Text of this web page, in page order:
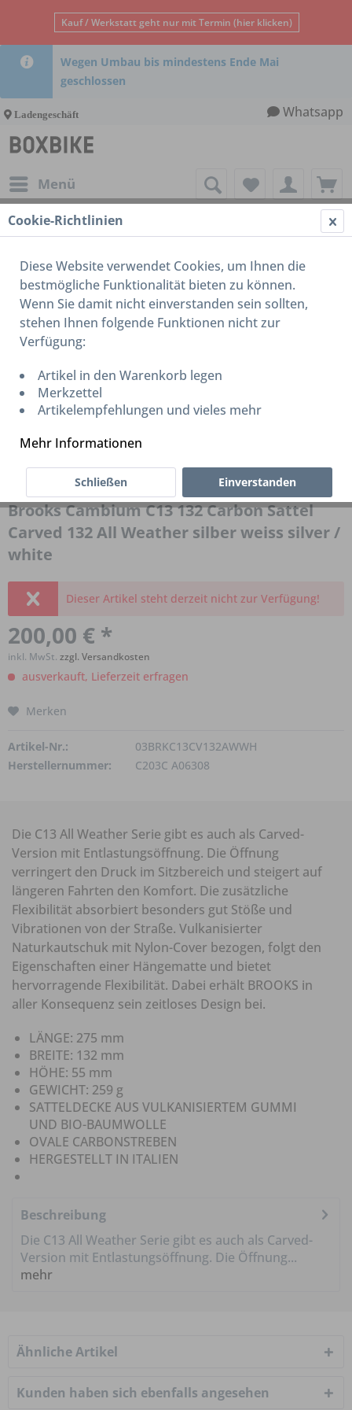
Kauf / Werkstatt geht nur mit Termin (hier klicken)
Wegen Umbau bis mindestens Ende Mai
geschlossen
Ladengeschäft Whatsapp
Menü
Brooks Cambium C13 132 Carbon Sattel
Carved 132 All Weather silber weiss silver /
white
Dieser Artikel steht derzeit nicht zur Verfügung!
200,00 € *
inkl. MwSt. zzgl. Versandkosten
ausverkauft, Lieferzeit erfragen
Merken
Artikel-Nr.:
03BRKC13CV132AWWH
Herstellernummer:
C203C A06308
Die C13 All Weather Serie gibt es auch als Carved-
Version mit Entlastungsöffnung. Die Öffnung
verringert den Druck im Sitzbereich und steigert auf
längeren Fahrten den Komfort. Die zusätzliche
Flexibilität absorbiert besonders gut Stöße und
Vibrationen von der Straße. Vulkanisierter
Naturkautschuk mit Nylon-Cover bezogen, folgt den
Eigenschaften einer Hängematte und bietet
hervorragende Flexibilität. Dabei erhält BROOKS in
aller Konsequenz sein zeitloses Design bei.
LÄNGE: 275 mm
BREITE: 132 mm
HÖHE: 55 mm
GEWICHT: 259 g
SATTELDECKE AUS VULKANISIERTEM GUMMI
UND BIO-BAUMWOLLE
OVALE CARBONSTREBEN
HERGESTELLT IN ITALIEN
Beschreibung
Die C13 All Weather Serie gibt es auch als Carved-
Version mit Entlastungsöffnung. Die Öffnung...
mehr
Ähnliche Artikel
Kunden haben sich ebenfalls angesehen
Cookie-Richtlinien
Diese Website verwendet Cookies, um Ihnen die
bestmögliche Funktionalität bieten zu können.
Wenn Sie damit nicht einverstanden sein sollten,
stehen Ihnen folgende Funktionen nicht zur
Verfügung:
Artikel in den Warenkorb legen
Merkzettel
Artikelempfehlungen und vieles mehr
Mehr Informationen
Einverstanden
Schließen